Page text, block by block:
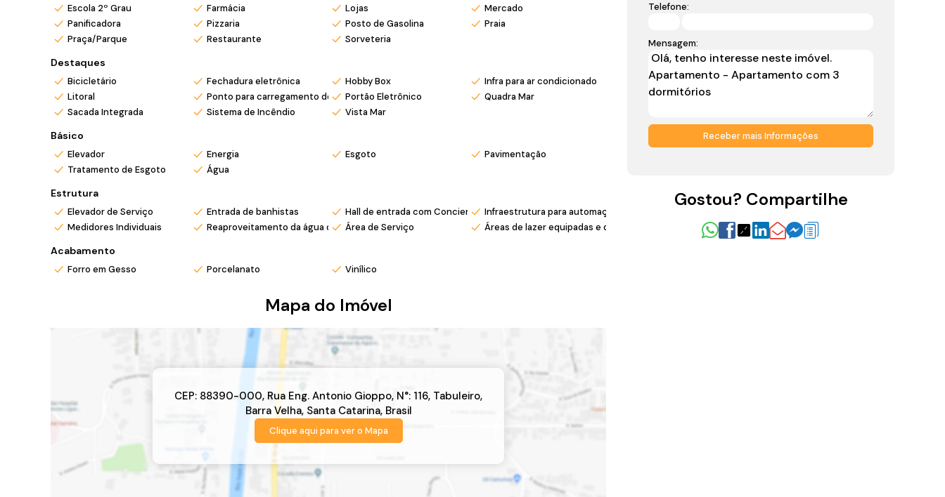
Escola 2º Grau
Farmácia Lojas
Mercado
Panificadora
Pizzaria Posto de Gasolina
Praia
Praça/Parque
Restaurante Sorveteria
Destaques
Bicicletário Fechadura eletrônica Hobby Box
Infra para ar condicionado
Litoral
Ponto para carregamento de carro elétrico
Portão Eletrônico
Quadra Mar
Sacada Integrada
Sistema de Incêndio Vista Mar
Básico
Elevador Energia Esgoto
Pavimentação
Tratamento de Esgoto
Água
Estrutura
Elevador de Serviço Entrada de banhistas Hall de entrada com Concierge Infraestrutura para automação
Medidores Individuais
Reaproveitamento da água da chuvaÁrea de Serviço Áreas de lazer equipadas e decoradas
Acabamento
Forro em Gesso Porcelanato Vinílico
Mapa do Imóvel
CEP: 88390-000, Rua Eng. Antonio Gioppo, N°: 116, Tabuleiro,
Barra Velha, Santa Catarina, Brasil
Clique aqui para ver o Mapa
Telefone:
Mensagem:
Gostou? Compartilhe